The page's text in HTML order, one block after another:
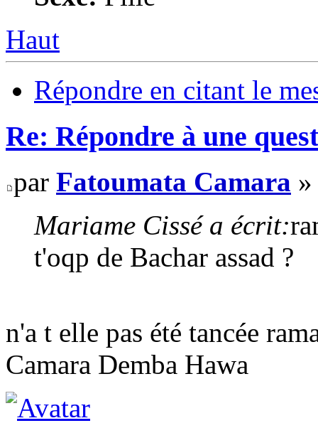
Haut
Répondre en citant le
Re: Répondre à une
par Fatoumata Camara
Mariame Cissé a écrit:
t'oqp de Bachar assad ?
n'a t elle pas été tancée
Camara Demba Hawa